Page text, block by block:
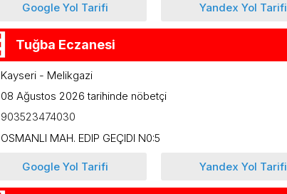
Google Yol Tarifi Yandex Yol Tarifi
Tuğba Eczanesi
Kayseri - Melikgazi
08 Ağustos 2026 tarihinde nöbetçi
903523474030
OSMANLI MAH. EDIP GEÇIDI N0:5
Google Yol Tarifi Yandex Yol Tarifi